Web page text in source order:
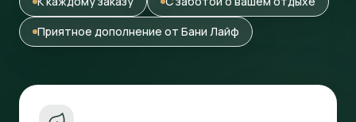
Приятное дополнение от Бани Лайф